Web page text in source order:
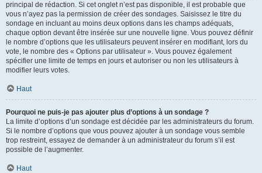
principal de rédaction. Si cet onglet n’est pas disponible, il est probable que
vous n’ayez pas la permission de créer des sondages. Saisissez le titre du
sondage en incluant au moins deux options dans les champs adéquats,
chaque option devant être insérée sur une nouvelle ligne. Vous pouvez définir
le nombre d’options que les utilisateurs peuvent insérer en modifiant, lors du
vote, le nombre des « Options par utilisateur ». Vous pouvez également
spécifier une limite de temps en jours et autoriser ou non les utilisateurs à
modifier leurs votes.
Haut
Pourquoi ne puis-je pas ajouter plus d’options à un sondage ?
La limite d’options d’un sondage est décidée par les administrateurs du forum.
Si le nombre d’options que vous pouvez ajouter à un sondage vous semble
trop restreint, essayez de demander à un administrateur du forum s’il est
possible de l’augmenter.
Haut